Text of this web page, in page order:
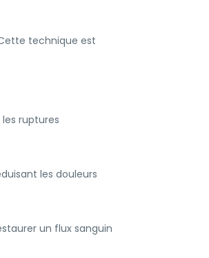
technique est
ruptures
les douleurs
un flux sanguin